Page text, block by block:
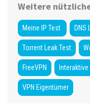
Weitere
Meine IP Test DNS
Torrent Leak Test
FreeVPN Interaktive
VPN Eigentümer